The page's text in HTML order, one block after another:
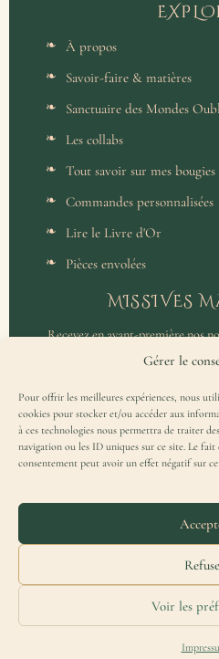
Gérer le
Pour offrir les meilleures expériences, nous
cookies pour stocker et/ou accéder aux
à ces technologies nous permettra de traiter
navigation ou les ID uniques sur ce site. Le
consentement peut avoir un effet négatif sur
Voir les
À propos
Savoir-faire & matières
Sanctuaire des Mondes
Les collabs
Tout savoir sur mes bougies
Commandes personnalisées
Lire le Livre d'Or
Pièces envolées
MISSIVES
Recevez en avant-première nos
et un accès privilégié aux
J'accepte de recevoir la Missive
Merydar® est une marque française